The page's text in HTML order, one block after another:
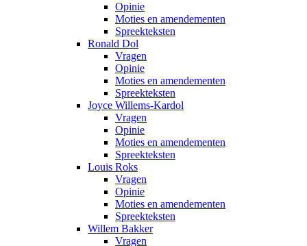
Opinie
Moties en amendementen
Spreekteksten
Ronald Dol
Vragen
Opinie
Moties en amendementen
Spreekteksten
Joyce Willems-Kardol
Vragen
Opinie
Moties en amendementen
Spreekteksten
Louis Roks
Vragen
Opinie
Moties en amendementen
Spreekteksten
Willem Bakker
Vragen